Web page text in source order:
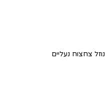
נוזל צחצוח נעליים